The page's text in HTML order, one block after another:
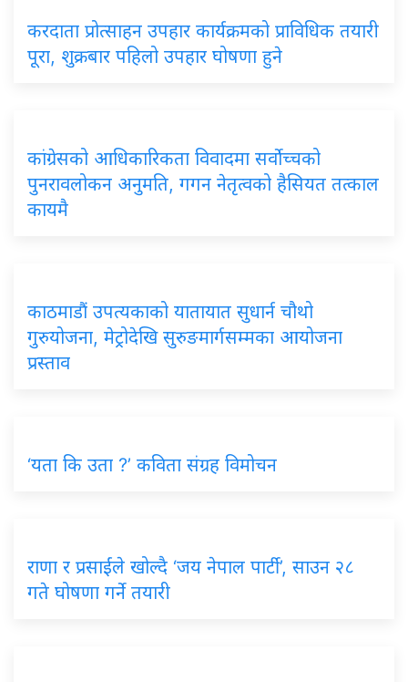
करदाता प्रोत्साहन उपहार कार्यक्रमको प्राविधिक तयारी
पूरा, शुक्रबार पहिलो उपहार घोषणा हुने
कांग्रेसको आधिकारिकता विवादमा सर्वोच्चको
पुनरावलोकन अनुमति, गगन नेतृत्वको हैसियत तत्काल
कायमै
काठमाडौं उपत्यकाको यातायात सुधार्न चौथो
गुरुयोजना, मेट्रोदेखि सुरुङमार्गसम्मका आयोजना
प्रस्ताव
‘यता कि उता ?’ कविता संग्रह विमोचन
राणा र प्रसाईंले खोल्दै ‘जय नेपाल पार्टी’, साउन २८
गते घोषणा गर्ने तयारी